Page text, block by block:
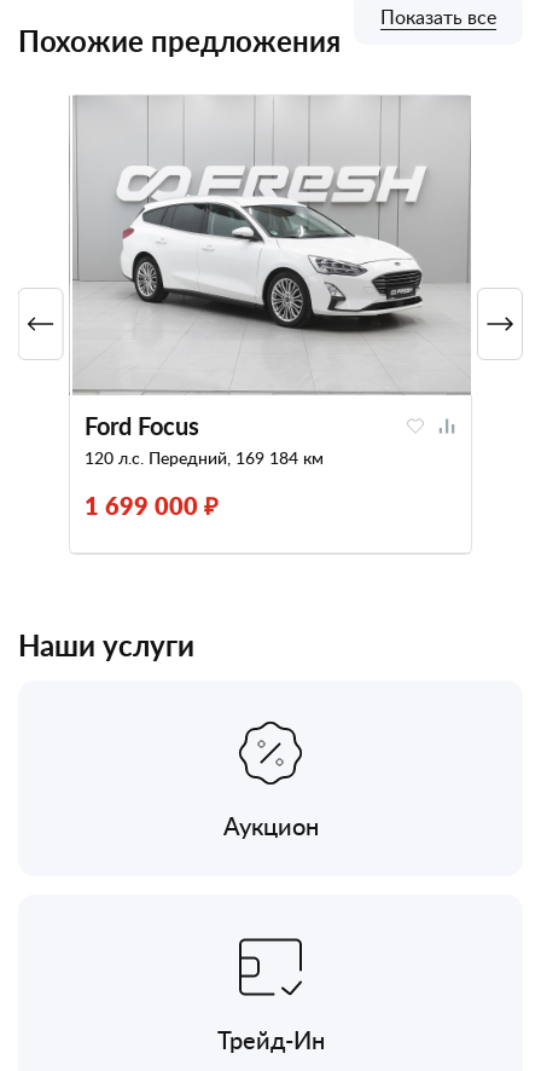
Похожие предложения
Ford Focus
120 л.с. Передний, 169 184 км
1 699 000 ₽
Показать все
Наши услуги
Аукцион
Трейд-Ин